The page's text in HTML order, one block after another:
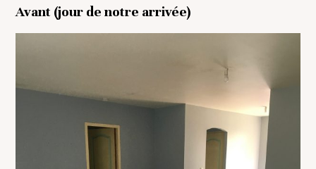
Avant (jour de notre arrivée)